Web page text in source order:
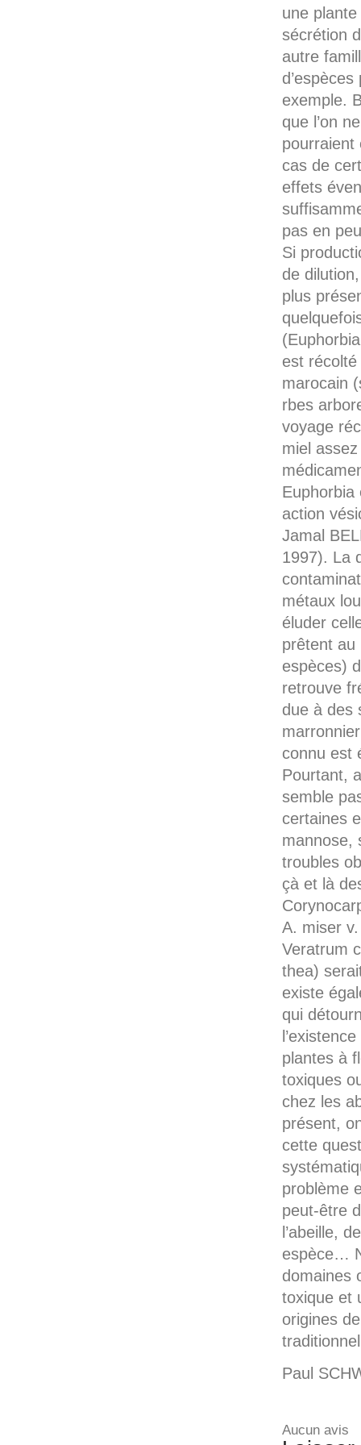
une
sécrétion
autre
exemple.
que l’on
pourraient
cas de
effets
pas en
Si
de
plus
est récolté
marocain
rbes
voyage
miel
Euphorbia
action
Jamal
1997). La
métaux
éluder
prêtent
espèces)
retrouve
due à des
connu est
Pourtant,
semble
certaines
mannose,
troubles
çà et là
A. miser
Veratrum
thea)
existe
qui
plantes à
toxiques
chez les
présent,
cette
problème
peut-être
l’abeille,
espèce…
domaines
toxique et
origines
Paul
Aucun avis